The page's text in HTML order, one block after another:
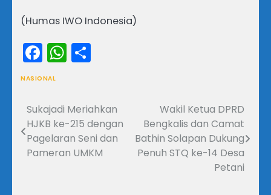
(Humas IWO Indonesia)
Facebook
WhatsApp
NASIONAL
Navigasi
pos
Sukajadi Meriahkan
HJKB ke-215 dengan
Pagelaran Seni dan
Pameran UMKM
Wakil Ketua DPRD
Bengkalis dan Camat
Bathin Solapan Dukung
Penuh STQ ke-14 Desa
Petani